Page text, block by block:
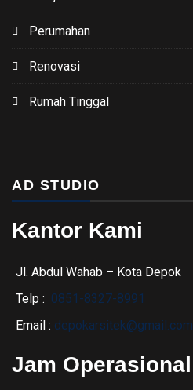
Perumahan
Renovasi
Rumah Tinggal
AD STUDIO
Kantor Kami
Jl. Abdul Wahab – Kota Depok
Telp : 0851-8327-8991
Email : depokarsitek@gmail.com
Jam Operasional